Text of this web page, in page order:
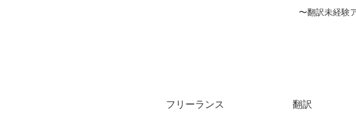
〜翻訳未経験
フリーランス 翻訳